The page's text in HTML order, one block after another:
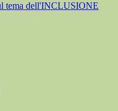
tema dell'INCLUSIONE